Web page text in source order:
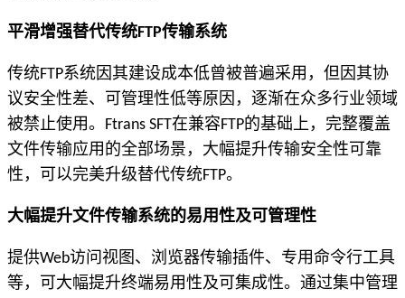
平滑增强替代传统FTP传输系统
传统FTP系统因其建设成本低曾被普遍采用，但因其协
议安全性差、可管理性低等原因，逐渐在众多行业领域
被禁止使用。 Ftrans SFT在兼容FTP的基础上，完整覆盖
文件传输应用的全部场景，大幅提升传输安全性可靠
性，可以完美升级替代传统FTP。
大幅提升文件传输系统的易用性及可管理性
提供Web访问视图、浏览器传输插件、专用命令行工具
等，可大幅提升终端易用性及可集成性。通过集中管理